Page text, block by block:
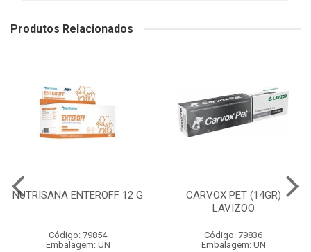
Produtos Relacionados
NUTRISANA ENTEROFF 12 G
Código: 79854
Embalagem: UN
CARVOX PET (14GR)
LAVIZOO
Código: 79836
Embalagem: UN